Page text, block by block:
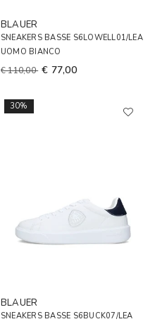
BLAUER
SNEAKERS BASSE S6LOWELL01/LEA
UOMO BIANCO
€ 110,00 € 77,00
30%
BLAUER
SNEAKERS BASSE S6BUCK07/LEA